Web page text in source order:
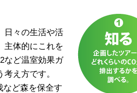
日々の生活や活
主体的にこれを
など温室効果ガ
え方です。
など森を保全す